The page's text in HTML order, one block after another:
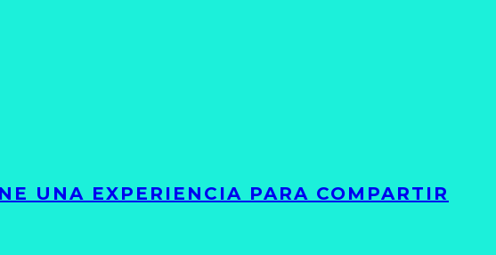
UNA EXPERIENCIA PARA COMPARTIR